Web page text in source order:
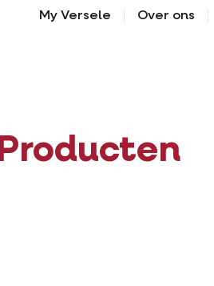
My Versele Over ons